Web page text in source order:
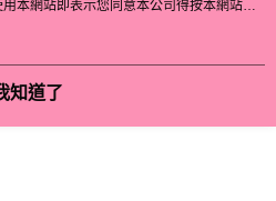
本網站即表示您同意本公司得按本網站使
知道了